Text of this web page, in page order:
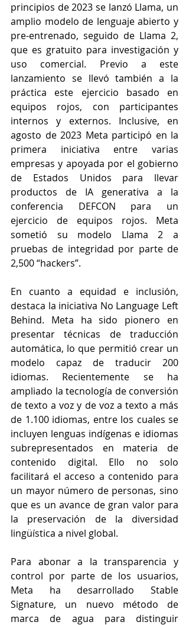
principios de 2023 se lanzó Llama, un
amplio modelo de lenguaje abierto y
pre-entrenado, seguido de Llama 2,
que es gratuito para investigación y
uso comercial. Previo a este
lanzamiento se llevó también a la
práctica este ejercicio basado en
equipos rojos, con participantes
internos y externos. Inclusive, en
agosto de 2023 Meta participó en la
primera iniciativa entre varias
empresas y apoyada por el gobierno
de Estados Unidos para llevar
productos de IA generativa a la
conferencia DEFCON para un
ejercicio de equipos rojos. Meta
sometió su modelo Llama 2 a
pruebas de integridad por parte de
2,500 “hackers”.
En cuanto a equidad e inclusión,
destaca la iniciativa No Language Left
Behind. Meta ha sido pionero en
presentar técnicas de traducción
automática, lo que permitió crear un
modelo capaz de traducir 200
idiomas. Recientemente se ha
ampliado la tecnología de conversión
de texto a voz y de voz a texto a más
de 1.100 idiomas, entre los cuales se
incluyen lenguas indígenas e idiomas
subrepresentados en materia de
contenido digital. Ello no solo
facilitará el acceso a contenido para
un mayor número de personas, sino
que es un avance de gran valor para
la preservación de la diversidad
lingüística a nivel global.
Para abonar a la transparencia y
control por parte de los usuarios,
Meta ha desarrollado Stable
Signature, un nuevo método de
marca de agua para distinguir